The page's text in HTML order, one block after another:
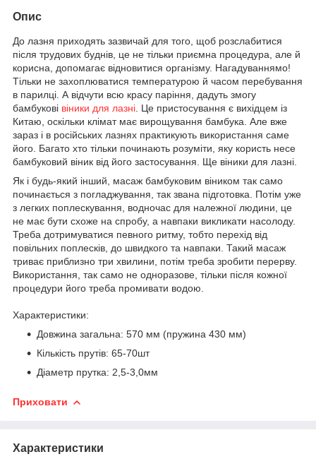
Опис
До лазня приходять зазвичай для того, щоб розслабитися
після трудових буднів, це не тільки приємна процедура, але й
корисна, допомагає відновитися організму. Нагадуваннямо!
Тільки не захоплюватися температурою й часом перебування
в парилці. А відчути всю красу паріння, дадуть змогу
бамбукові віники для лазні . Це пристосування є вихідцем із
Китаю, оскільки клімат має вирощування бамбука. Але вже
зараз і в російських лазнях практикують використання саме
його. Багато хто тільки починають розуміти, яку користь несе
бамбуковий віник від його застосування. Ще віники для лазні.
Як і будь-який інший, масаж бамбуковим віником так само
починається з погладжування, так звана підготовка. Потім уже
з легких поплескування, водночас для належної людини, це
не має бути схоже на спробу, а навпаки викликати насолоду.
Треба дотримуватися певного ритму, тобто перехід від
повільних поплесків, до швидкого та навпаки. Такий масаж
триває приблизно три хвилини, потім треба зробити перерву.
Використання, так само не одноразове, тільки після кожної
процедури його треба промивати водою.
Характеристики:
Довжина загальна: 570 мм (пружина 430 мм)
Кількість прутів: 65-70шт
Діаметр прутка: 2,5-3,0мм
Приховати
Характеристики